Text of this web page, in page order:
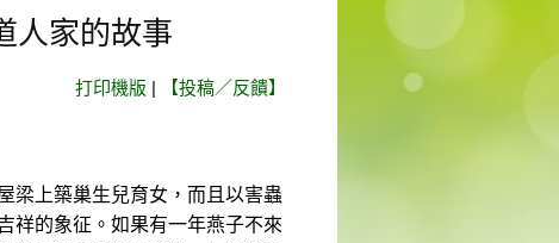
人家的故事
打印機版 | 【投稿／反饋】
梁上築巢生兒育女，而且以害蟲
祥的象征。如果有一年燕子不來